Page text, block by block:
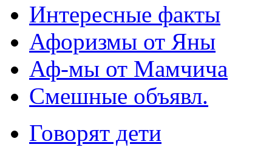
Интересные факты
Афоризмы от Яны
Аф-мы от Мамчича
Смешные объявл.
Говорят дети